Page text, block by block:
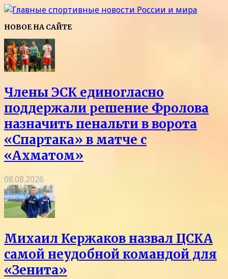
НОВОЕ НА САЙТЕ
Члены ЭСК единогласно
поддержали решение Фролова
назначить пенальти в ворота
«Спартака» в матче с
«Ахматом»
08.08.2026
Михаил Кержаков назвал ЦСКА
самой неудобной командой для
«Зенита»